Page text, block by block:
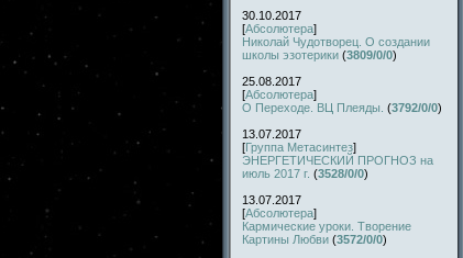
30.10.2017
[Абсолютера]
Николай Чудотворец. О создании
школы эзотерики (3809/0/0)
25.08.2017
[Абсолютера]
О Переходе. ВЦ Плеяды. (3792/0/0)
13.07.2017
[Группа Метасинтез]
ЭНЕРГЕТИЧЕСКИЙ ПРОГНОЗ на
июль 2017 г. (3528/0/0)
13.07.2017
[Абсолютера]
Кармические уроки. Творение
Картины Любви (3572/0/0)